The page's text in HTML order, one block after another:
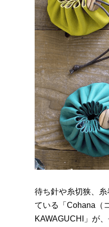
待ち針や糸切狭、
ている「Cohana（
KAWAGUCHI」が